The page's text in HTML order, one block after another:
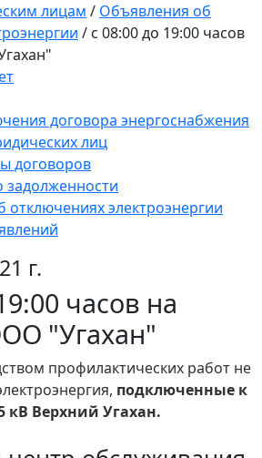
лицам / Объявления об
/ c 08:00 до 19:00 часов
договора энергоснабжения
лиц
договоров
задолженности
электроэнергии
г.
часов на
"Угахан"
профилактических работ не
подключенные к
кВ Верхний Угахан.